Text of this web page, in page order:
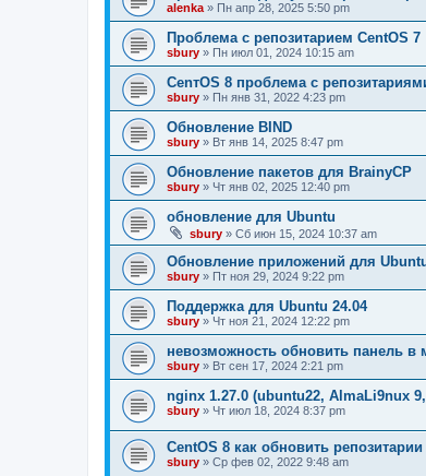
alenka » Пн апр 28, 2025 5:50 pm
Проблема с репозитарием CentOS 7
sbury » Пн июл 01, 2024 10:15 am
CenтOS 8 проблема с
sbury » Пн янв 31, 2022 4:23 pm
Обновление BIND
sbury » Вт янв 14, 2025 8:47 pm
Oбновление пакетов для BrainyCP
sbury » Чт янв 02, 2025 12:40 pm
обновление для Ubuntu
sbury » Сб июн 15, 2024 10:37 am
Обновление приложений для
sbury » Пт ноя 29, 2024 9:22 pm
Поддержка для Ubuntu 24.04
sbury » Чт ноя 21, 2024 12:22 pm
невозможность обновить панель
sbury » Вт сен 17, 2024 2:21 pm
nginx 1.27.0 (ubuntu22, AlmaLi9nux
sbury » Чт июл 18, 2024 8:37 pm
CentOS 8 как обновить репозитарии
sbury » Ср фев 02, 2022 9:48 am